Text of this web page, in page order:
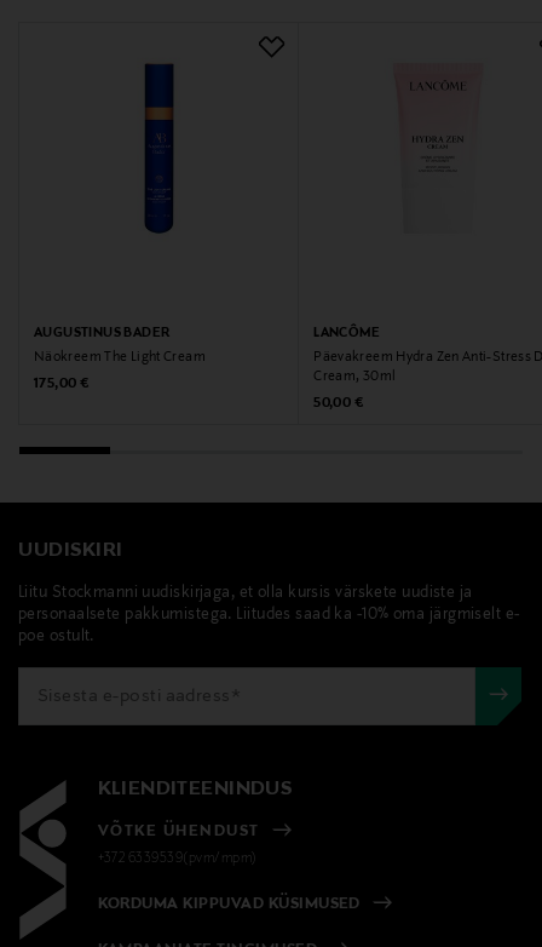
näokreem, nahahooldus, Babor, antioksüdant,
AUGUSTINUS BADER
Näokreem The Light Cream
Original Price
175,00 €
LANCÔME
Päevakreem Hydra Zen Anti-Stress
Cream, 30ml
Original Price
50,00 €
UUDISKIRI
Liitu Stockmanni uudiskirjaga, et olla kursis värskete uudiste ja
personaalsete pakkumistega. Liitudes saad ka -10% oma järgmiselt e-
poe ostult.
KLIENDITEENINDUS
VÕTKE ÜHENDUST
+372 6339539(pvm/mpm)
KORDUMA KIPPUVAD KÜSIMUSED